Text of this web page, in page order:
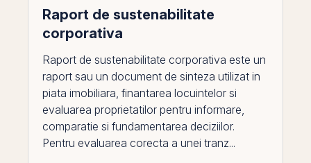
Raport de sustenabilitate
corporativa
Raport de sustenabilitate corporativa este un
raport sau un document de sinteza utilizat in
piata imobiliara, finantarea locuintelor si
evaluarea proprietatilor pentru informare,
comparatie si fundamentarea deciziilor.
Pentru evaluarea corecta a unei tranz...